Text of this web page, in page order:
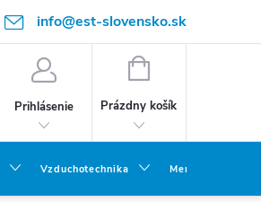
info@est-slovensko.sk
Prihlásenie
NÁKUPNÝ
Prázdny košík
Vzduchotechnika Meracia a